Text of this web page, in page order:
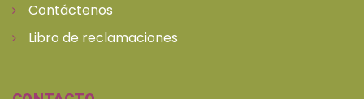
Contáctenos
Libro de reclamaciones